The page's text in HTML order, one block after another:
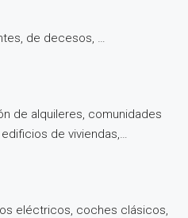
de decesos, …
de alquileres, comunidades
de viviendas,…
eléctricos, coches clásicos,